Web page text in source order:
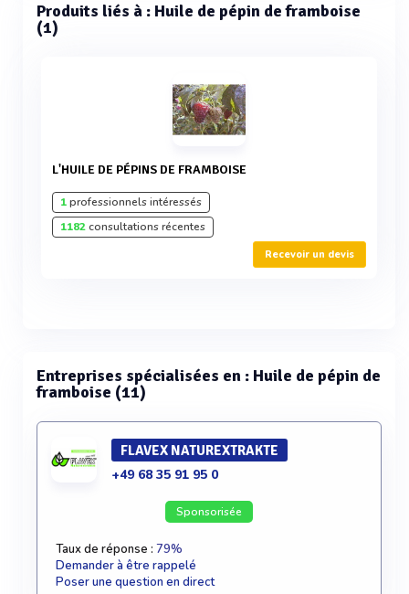
Produits liés à : Huile de pépin de framboise
(1)
L'HUILE DE PÉPINS DE FRAMBOISE
1professionnels intéressés
1182consultations récentes
Recevoir un devis
Entreprises spécialisées en : Huile de pépin de
framboise (11)
FLAVEX NATUREXTRAKTE
+49 68 35 91 95 0
Sponsorisée
Taux de réponse : 79%
Demander à être rappelé
Poser une question en direct